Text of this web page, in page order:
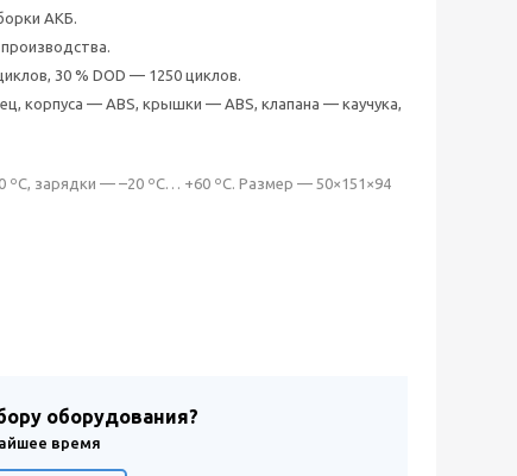
АКБ.
30 % DOD — 1250 циклов.
корпуса — ABS, крышки — ABS, клапана — каучука,
зарядки — –20 ºС… +60 ºC. Размер — 50×151×94
оборудования?
время